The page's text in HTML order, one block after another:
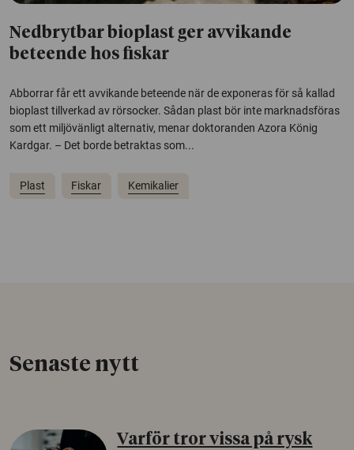
Nedbrytbar bioplast ger avvikande
beteende hos fiskar
Abborrar får ett avvikande beteende när de exponeras för så kallad
bioplast tillverkad av rörsocker. Sådan plast bör inte marknadsföras
som ett miljövänligt alternativ, menar doktoranden Azora König
Kardgar. – Det borde betraktas som...
Plast Fiskar Kemikalier
Senaste nytt
Varför tror vissa på rysk